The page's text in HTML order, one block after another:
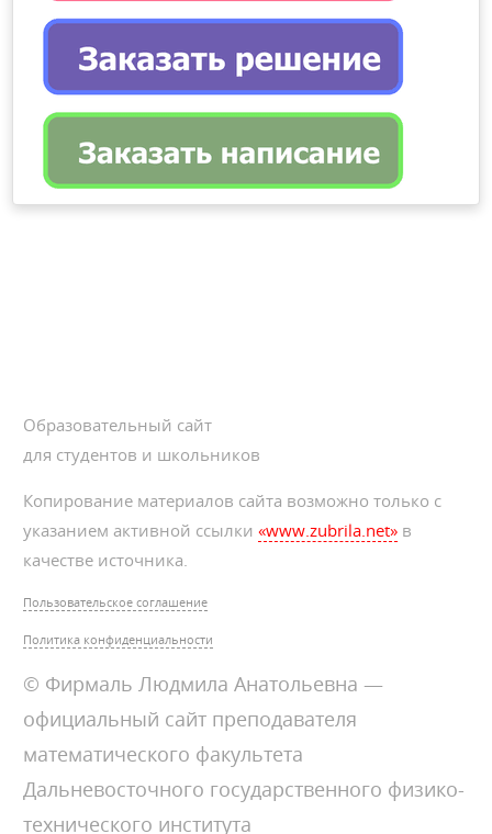
Образовательный сайт
для студентов и школьников
Копирование материалов сайта возможно только с
указанием активной ссылки«www.zubrila.net» в
качестве источника.
Пользовательское соглашение
Политика конфиденциальности
© Фирмаль Людмила Анатольевна —
официальный сайт преподавателя
математического факультета
Дальневосточного государственного физико-
технического института